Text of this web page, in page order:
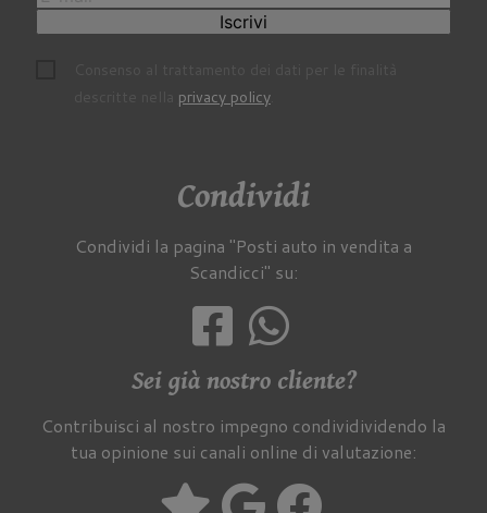
Iscrivi
privacy policy.
Condividi
Condividi la pagina "Posti auto in vendita a
Scandicci" su:
Sei già nostro cliente?
Contribuisci al nostro impegno condividividendo la
tua opinione sui canali online di valutazione: